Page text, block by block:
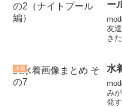
ー
友
き
水
水着 水
み
発